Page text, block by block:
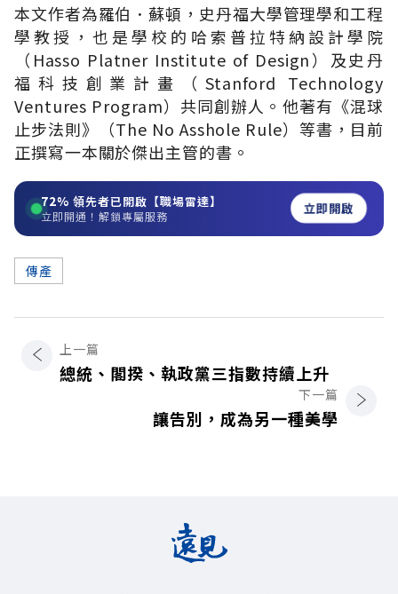
本文作者為羅伯．蘇頓，史丹福大學管理學和工程
學教授，也是學校的哈索普拉特納設計學院
（Hasso Platner Institute of Design）及史丹
福科技創業計畫（Stanford Technology
Ventures Program）共同創辦人。他著有《混球
止步法則》（The No Asshole Rule）等書，目前
正撰寫一本關於傑出主管的書。
72% 領先者已開啟【職場雷達】
立即開通！解鎖專屬服務 立即開啟
傳產
上一篇
總統、閣揆、執政黨三指數持續上升
下一篇
讓告別，成為另一種美學